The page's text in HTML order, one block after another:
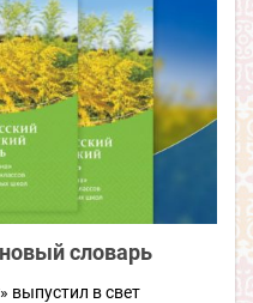
словарь
выпустил в свет